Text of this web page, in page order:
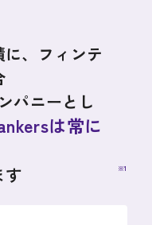
、フィンテ
パニーとし
は常に
す ※1